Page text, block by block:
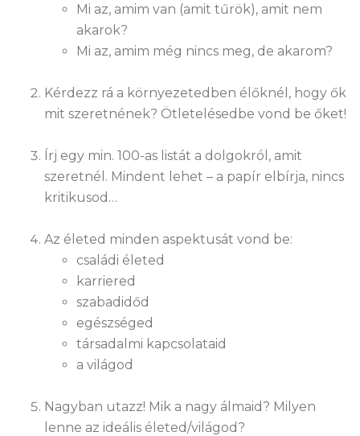
Mi az, amim van (amit tűrök), amit nem
akarok?
Mi az, amim még nincs meg, de akarom?
Kérdezz rá a környezetedben élőknél, hogy ők
mit szeretnének? Ötletelésedbe vond be őket!
Írj egy min. 100-as listát a dolgokról, amit
szeretnél. Mindent lehet – a papír elbírja, nincs
kritikusod…
Az életed minden aspektusát vond be:
családi életed
karriered
szabadidőd
egészséged
társadalmi kapcsolataid
a világod
Nagyban utazz! Mik a nagy álmaid? Milyen
lenne az ideális életed/világod?